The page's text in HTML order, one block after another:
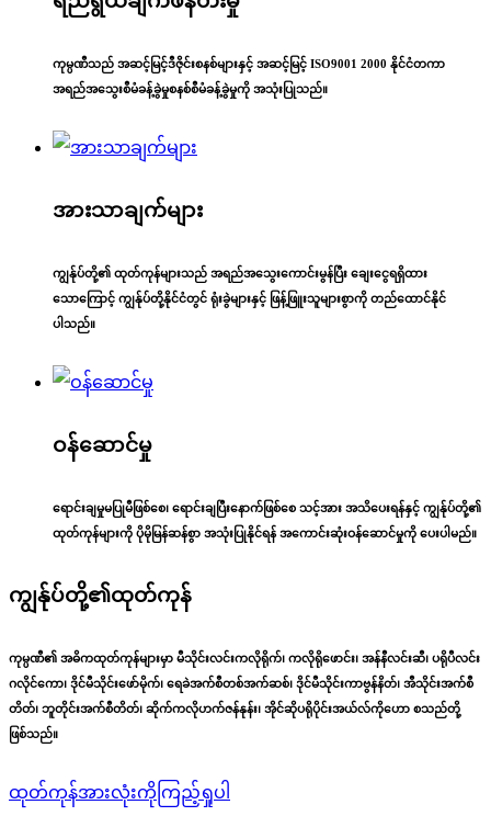
ကုမ္ပဏီသည် အဆင့်မြင့်ဒီဇိုင်းစနစ်များနှင့် အဆင့်မြင့် ISO9001 2000 နိုင်ငံတကာ
အရည်အသွေးစီမံခန့်ခွဲမှုစနစ်စီမံခန့်ခွဲမှုကို အသုံးပြုသည်။
အားသာချက်များ
ကျွန်ုပ်တို့၏ ထုတ်ကုန်များသည် အရည်အသွေးကောင်းမွန်ပြီး ချေးငွေရရှိထား
သောကြောင့် ကျွန်ုပ်တို့နိုင်ငံတွင် ရုံးခွဲများနှင့် ဖြန့်ဖြူးသူများစွာကို တည်ထောင်နိုင်
ပါသည်။
ဝန်ဆောင်မှု
ရောင်းချမှုမပြုမီဖြစ်စေ၊ ရောင်းချပြီးနောက်ဖြစ်စေ သင့်အား အသိပေးရန်နှင့် ကျွန်ုပ်တို့၏
ထုတ်ကုန်များကို ပိုမိုမြန်ဆန်စွာ အသုံးပြုနိုင်ရန် အကောင်းဆုံးဝန်ဆောင်မှုကို ပေးပါမည်။
ကျွန်ုပ်တို့၏ထုတ်ကုန်
ကုမ္ပဏီ၏ အဓိကထုတ်ကုန်များမှာ မီသိုင်းလင်းကလိုရိုက်၊ ကလိုရိုဖောင်း၊ အန်နီလင်းဆီ၊ ပရိုပီလင်း
ဂလိုင်ကော၊ ဒိုင်မီသိုင်းဖော်မိုက်၊ ရေခဲအက်စီတစ်အက်ဆစ်၊ ဒိုင်မီသိုင်းကာဗွန်နိတ်၊ အီသိုင်းအက်စီ
တိတ်၊ ဘူတိုင်းအက်စီတိတ်၊ ဆိုက်ကလိုဟက်ဇန်နုန်း၊ အိုင်ဆိုပရိုပိုင်းအယ်လ်ကိုဟော စသည်တို့
ဖြစ်သည်။
ထုတ်ကုန်အားလုံးကိုကြည့်ရှုပါ